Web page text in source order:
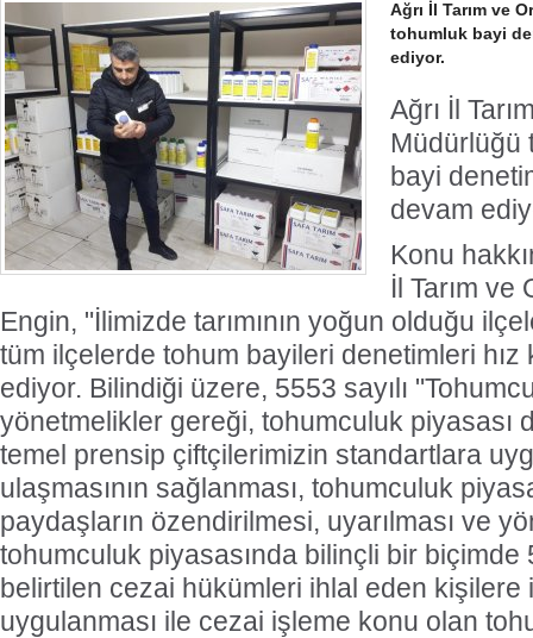
'Kurultay
İtalyan
Ağrı İl Tarım ve
tohumluk bayi
ediyor.
Ağrı İl
Müdürlüğü
bayi
devam
Konu
İl Tarım
Engin, "İlimizde tarımının yoğun olduğu
tüm ilçelerde tohum bayileri denetimleri
ediyor. Bilindiği üzere, 5553 sayılı
yönetmelikler gereği, tohumculuk piyasası
temel prensip çiftçilerimizin standartlara
ulaşmasının sağlanması, tohumculuk
paydaşların özendirilmesi, uyarılması ve
tohumculuk piyasasında bilinçli bir biçimde
belirtilen cezai hükümleri ihlal eden kişilere
uygulanması ile cezai işleme konu olan